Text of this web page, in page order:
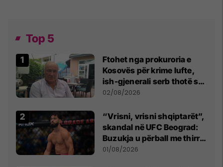
Top 5
Ftohet nga prokuroria e
Kosovës për krime lufte,
ish-gjenerali serb thotë se
dikush e tradhtoi në
02/08/2026
“Vrisni, vrisni shqiptarët”,
skandal në UFC Beograd:
Buzukja u përball me thirrje
anti-shqiptare nga
01/08/2026